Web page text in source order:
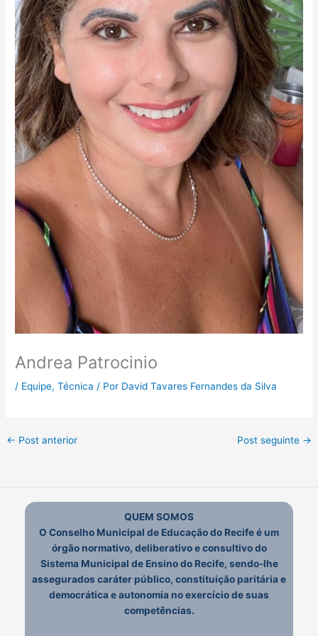
Andrea Patrocinio
/ Equipe,Técnica / Por David Tavares Fernandes da Silva
← Post anterior Post seguinte →
QUEM SOMOS
O Conselho Municipal de Educação do Recife é um
órgão normativo, deliberativo e consultivo do
Sistema Municipal de Ensino do Recife, sendo-lhe
assegurados caráter público, constituição paritária e
democrática e autonomia no exercício de suas
competências.